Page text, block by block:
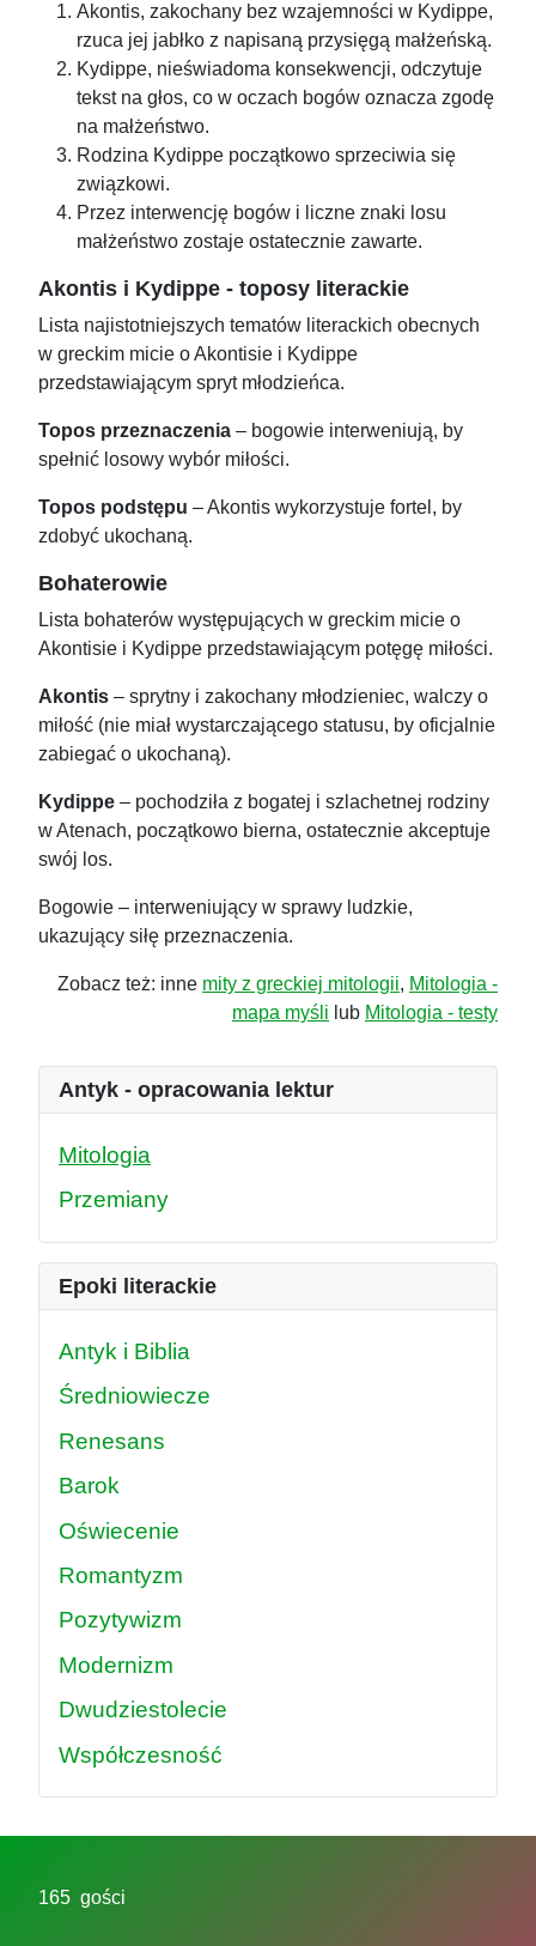
Akontis, zakochany bez wzajemności w Kydippe,
rzuca jej jabłko z napisaną przysięgą małżeńską.
Kydippe, nieświadoma konsekwencji, odczytuje
tekst na głos, co w oczach bogów oznacza zgodę
na małżeństwo.
Rodzina Kydippe początkowo sprzeciwia się
związkowi.
Przez interwencję bogów i liczne znaki losu
małżeństwo zostaje ostatecznie zawarte.
Akontis i Kydippe - toposy literackie
Lista najistotniejszych tematów literackich obecnych
w greckim micie o Akontisie i Kydippe
przedstawiającym spryt młodzieńca.
Topos przeznaczenia – bogowie interweniują, by
spełnić losowy wybór miłości.
Topos podstępu – Akontis wykorzystuje fortel, by
zdobyć ukochaną.
Bohaterowie
Lista bohaterów występujących w greckim micie o
Akontisie i Kydippe przedstawiającym potęgę miłości.
Akontis – sprytny i zakochany młodzieniec, walczy o
miłość (nie miał wystarczającego statusu, by oficjalnie
zabiegać o ukochaną).
Kydippe – pochodziła z bogatej i szlachetnej rodziny
w Atenach, początkowo bierna, ostatecznie akceptuje
swój los.
Bogowie – interweniujący w sprawy ludzkie,
ukazujący siłę przeznaczenia.
Zobacz też: inne mity z greckiej mitologii, Mitologia -
mapa myśli lub Mitologia - testy
Antyk - opracowania lektur
Mitologia
Przemiany
Epoki literackie
Antyk i Biblia
Średniowiecze
Renesans
Barok
Oświecenie
Romantyzm
Pozytywizm
Modernizm
Dwudziestolecie
Współczesność
165 gości